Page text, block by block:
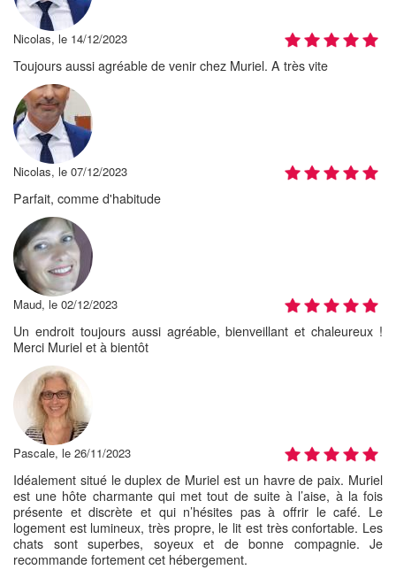
Nicolas, le 14/12/2023
Toujours aussi agréable de venir chez Muriel. A très vite
Nicolas, le 07/12/2023
Parfait, comme d'habitude
Maud, le 02/12/2023
Un endroit toujours aussi agréable, bienveillant et chaleureux !
Merci Muriel et à bientôt
Pascale, le 26/11/2023
Idéalement situé le duplex de Muriel est un havre de paix. Muriel
est une hôte charmante qui met tout de suite à l’aise, à la fois
présente et discrète et qui n’hésites pas à offrir le café. Le
logement est lumineux, très propre, le lit est très confortable. Les
chats sont superbes, soyeux et de bonne compagnie. Je
recommande fortement cet hébergement.